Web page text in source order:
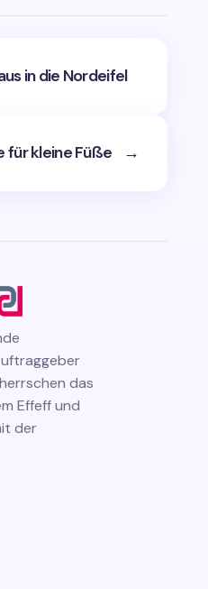
in die Nordeifel
für kleine Füße →
das
Effeff und
der